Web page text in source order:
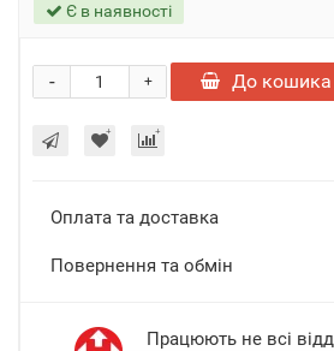
Є в наявності
+
- До кошика
Оплата та доставка
Повернення та обмін
Працюють не всі